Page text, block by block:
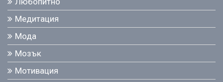
Медитация
Мода
Мозък
Мотивация